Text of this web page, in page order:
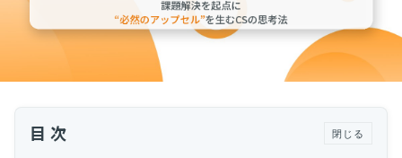
CSツール導入・運用支援
ツール選定・運用支援
その他ご支援​
目次 閉じる